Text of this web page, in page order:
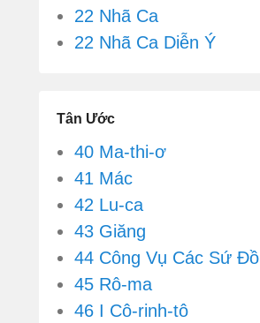
22 Nhã Ca
22 Nhã Ca Diễn Ý
Tân Ước
40 Ma-thi-ơ
41 Mác
42 Lu-ca
43 Giăng
44 Công Vụ Các Sứ Đồ
45 Rô-ma
46 I Cô-rinh-tô